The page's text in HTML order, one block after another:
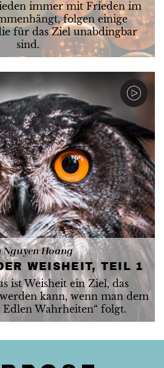
immer mit Frieden im
folgen einige
für das Ziel unabdingbar
sind.
Nguyen Hoang
WEISHEIT, TEIL 1
ist Weisheit ein Ziel, das
kann, wenn man dem
Edlen Wahrheiten“ folgt.